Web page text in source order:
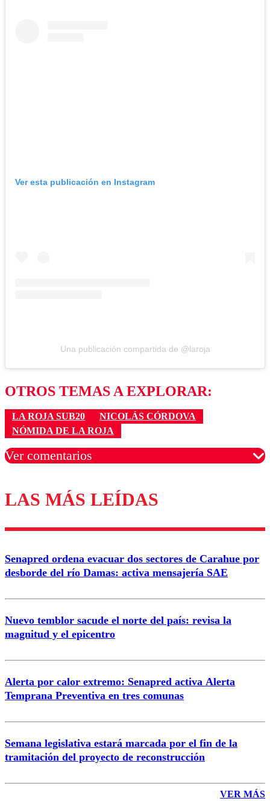
Ver esta publicación en Instagram
Una publicación compartida de @laroja
OTROS TEMAS A EXPLORAR:
LA ROJA SUB20
NICOLÁS CÓRDOVA
NÓMIDA DE LA ROJA
Ver comentarios
Los comentarios son moderados para garantizar un
diálogo respetuoso.
Nombre
Correo
LAS MÁS LEÍDAS
Senapred ordena evacuar dos sectores de Carahue por
desborde del río Damas: activa mensajería SAE
Nuevo temblor sacude el norte del país: revisa la
magnitud y el epicentro
Alerta por calor extremo: Senapred activa Alerta
Temprana Preventiva en tres comunas
Semana legislativa estará marcada por el fin de la
tramitación del proyecto de reconstrucción
VER MÁS